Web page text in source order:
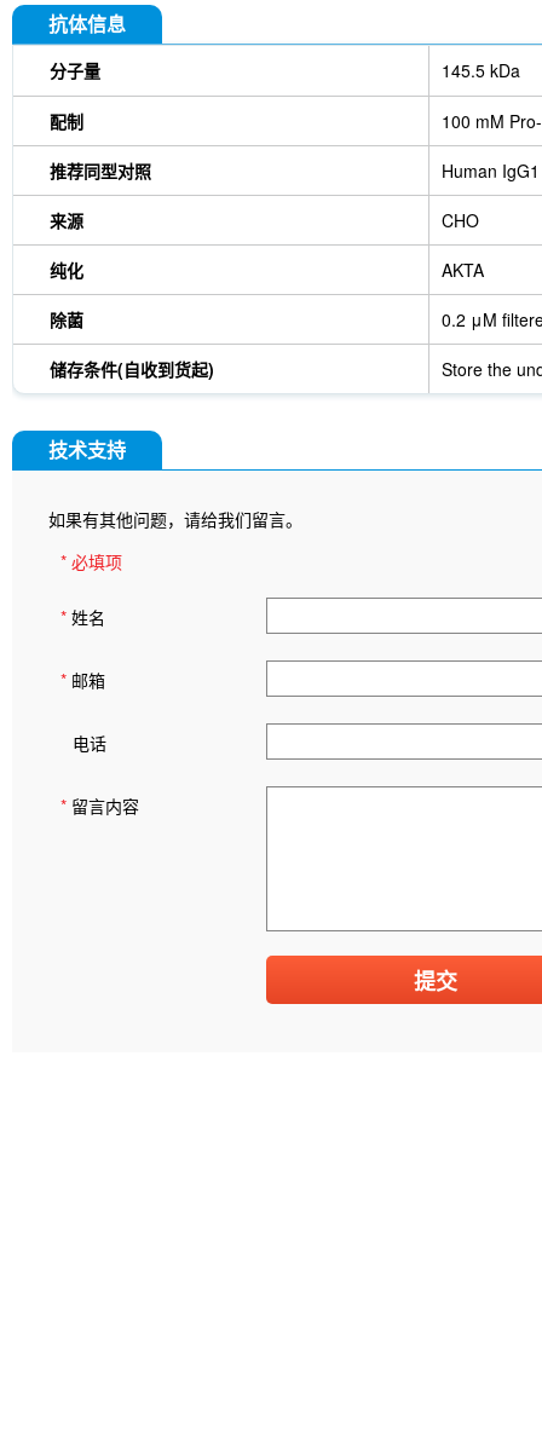
抗体信息
分子量 145.5 kDa
配制 100 mM
推荐同型对照 Human IgG1
来源 CHO
纯化 AKTA
除菌 0.2 μM
储存条件(自收到货起) Store the
技术支持
如果有其他问题，请给我们留言。
* 必填项
* 姓名
* 邮箱
电话
* 留言内容